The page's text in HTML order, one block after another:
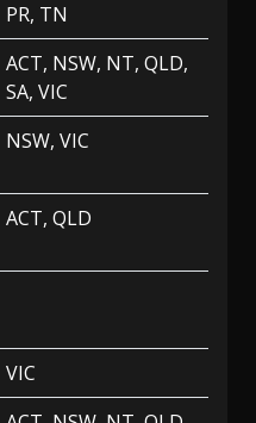
PR, TN
ACT, NSW, NT, QLD,
SA, VIC
NSW, VIC
ACT, QLD
VIC